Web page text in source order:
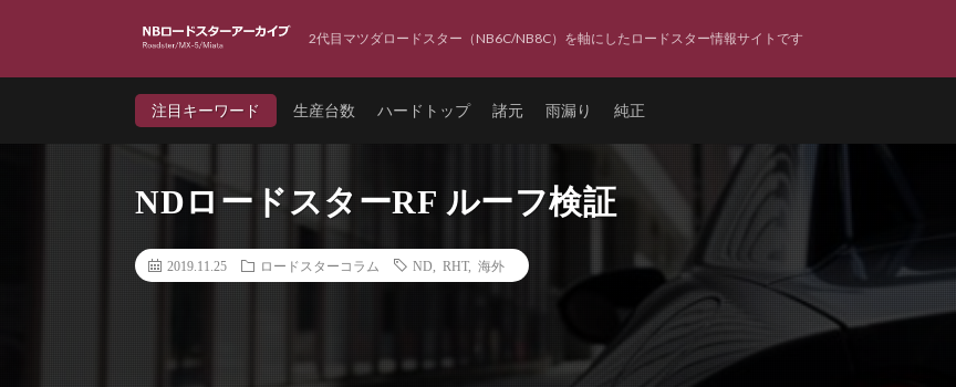
2代目マツダロードスター（NB6C/NB8C）を軸にしたロードスター情報サイトです
注目キーワード 生産台数 ハードトップ 諸元 雨漏り 純正
NDロードスターRF ルーフ検証
2019.11.25 ロードスターコラム ND RHT, 海外